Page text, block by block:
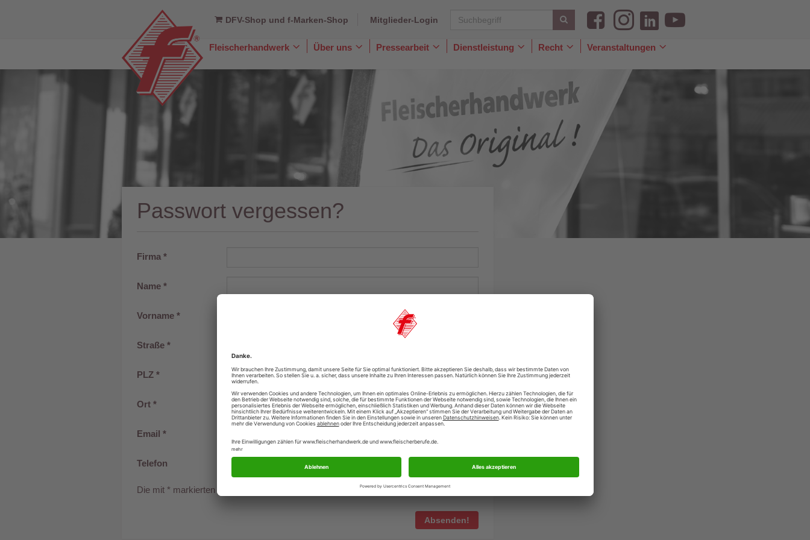
DFV-Shop und f-Marken-Shop Mitglieder-Login
Fleischerhandwerk
ToggleÜber uns
TogglePressearbeit
ToggleDienstleistung
ToggleRecht
ToggleVeranstaltungen
Toggle
Passwort vergessen?
Firma *
Name *
Vorname *
Straße *
PLZ *
Ort *
Email *
Telefon
Die mit * markierten Felder sind Pflichtfelder
Absenden!